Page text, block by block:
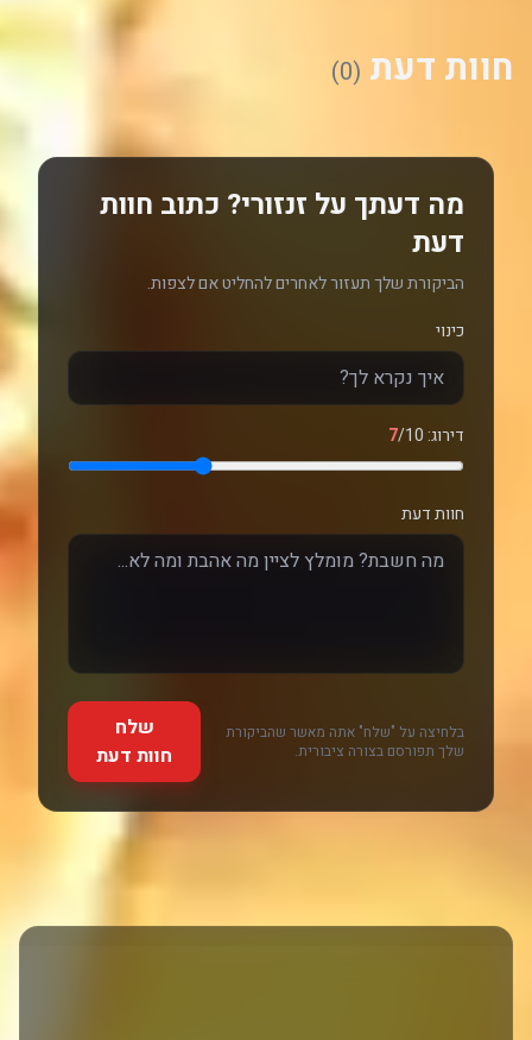
חוות דעת (0)
מה דעתך על זנזורי? כתוב חוות
דעת
הביקורת שלך תעזור לאחרים להחליט אם לצפות.
כינוי
דירוג: 7/10
חוות דעת
בלחיצה על "שלח" אתה מאשר שהביקורת
שלך תפורסם בצורה ציבורית.
שלח
חוות דעת